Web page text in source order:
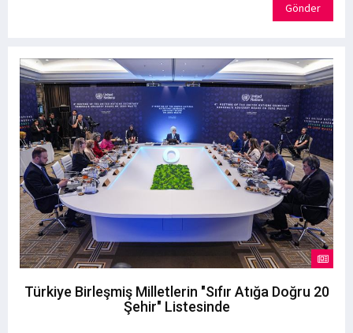
Gönder
Türkiye Birleşmiş Milletlerin "Sıfır Atığa Doğru 20
Şehir" Listesinde